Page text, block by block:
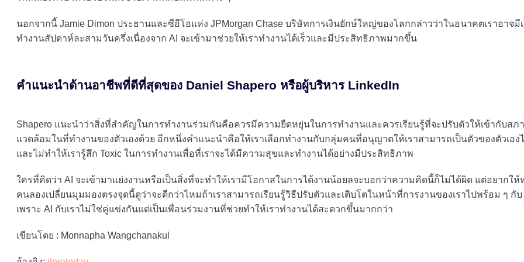
นอกจากนี้ Jamie Dimon ประธานและซีอีโอแห่ง JPMorgan Chase บริษัทการเงินยักษ์ใหญ่ของโลกกล่าวว่าในอนาคตเราอาจมี
ทำงานสัปดาห์ละสามวันครึ่งเนื่องจาก AI จะเข้ามาช่วยให้เราทำงานได้เร็วและมีประสิทธิภาพมากขึ้น
คำแนะนำด้านอาชีพที่ดีที่สุดของ Daniel Shapero หรือผู้บริหาร LinkedIn
Shapero แนะนำว่าสิ่งที่สำคัญในการทำงานร่วมกันคือควรมีความยืดหยุ่นในการทำงานและควรเรียนรู้ที่จะปรับตัวให้เข้ากับสภ
แวดล้อมในที่ทำงานของตัวเองด้วย อีกหนึ่งคำแนะนำคือให้เราเลือกทำงานกับกลุ่มคนที่อนุญาตให้เราสามารถเป็นตัวของตัวเอง
และไม่ทำให้เรารู้สึก Toxic ในการทำงานเพื่อที่เราจะได้มีความสุขและทำงานได้อย่างมีประสิทธิภาพ
ใครที่คิดว่า AI จะเข้ามาแย่งงานหรือเป็นสิ่งที่จะทำให้เรามีโอกาสในการได้งานน้อยลจะบอกว่าความคิดนี้ก็ไม่ได้ผิด แต่อยากให้
คนลองเปลี่ยนมุมมองตรงจุดนี้ดูว่าจะดีกว่าไหมถ้าเราสามารถเรียนรู้วิธีปรับตัวและเติบโตในหน้าที่การงานของเราไปพร้อม ๆ กับ
เพราะ AI กับเราไม่ใช่คู่แข่งกันแต่เป็นเพื่อนร่วมงานที่ช่วยทำให้เราทำงานได้สะดวกขึ้นมากกว่า
เขียนโดย : Monnapha Wangchanakul